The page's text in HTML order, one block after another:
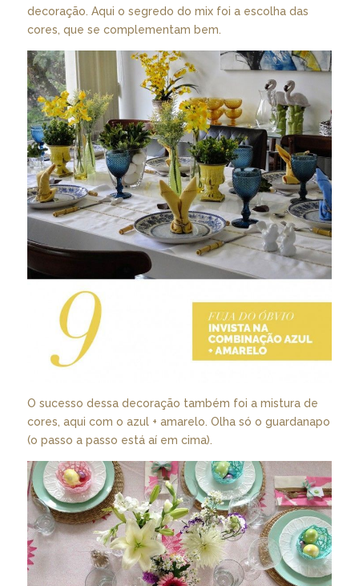
decoração. Aqui o segredo do mix foi a escolha das
cores, que se complementam bem.
O sucesso dessa decoração também foi a mistura de
cores, aqui com o azul + amarelo. Olha só o guardanapo
(o passo a passo está aí em cima).